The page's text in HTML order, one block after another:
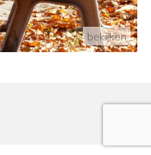
bekijken